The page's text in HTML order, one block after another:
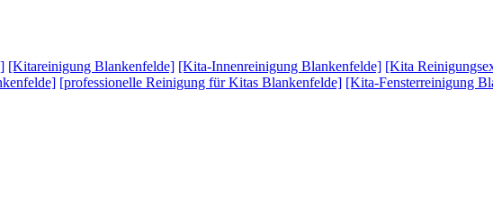
[Kitareinigung Blankenfelde] [Kita-Innenreinigung Blankenfelde] [Kita
[professionelle Reinigung für Kitas Blankenfelde] [Kita-Fensterreinigung